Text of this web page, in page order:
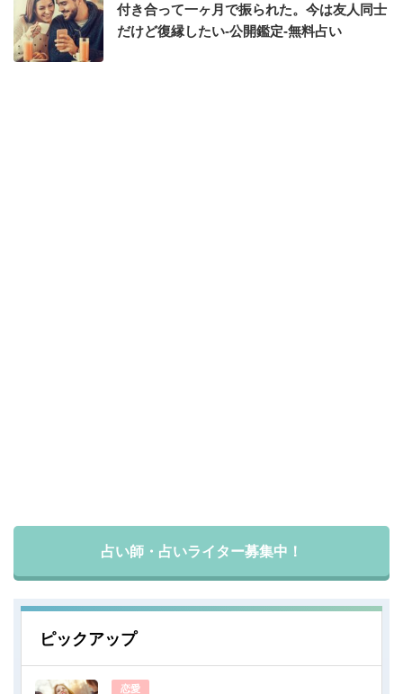
付き合って一ヶ月で振られた。今は友人同士
だけど復縁したい-公開鑑定-無料占い
占い師・占いライター募集中！
ピックアップ
恋愛